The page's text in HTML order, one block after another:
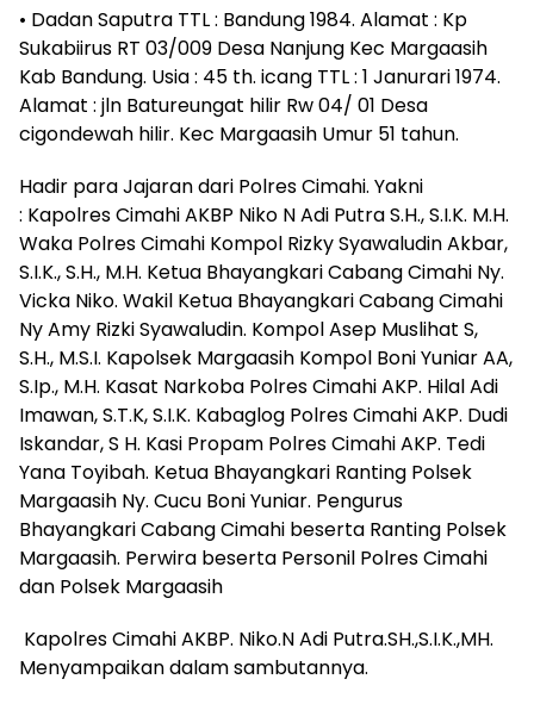
• Dadan Saputra TTL : Bandung 1984. Alamat : Kp
Sukabiirus RT 03/009 Desa Nanjung Kec Margaasih
Kab Bandung. Usia : 45 th. icang TTL : 1 Janurari 1974.
Alamat : jln Batureungat hilir Rw 04/ 01 Desa
cigondewah hilir. Kec Margaasih Umur 51 tahun.
Hadir para Jajaran dari Polres Cimahi. Yakni
: Kapolres Cimahi AKBP Niko N Adi Putra S.H., S.I.K. M.H.
Waka Polres Cimahi Kompol Rizky Syawaludin Akbar,
S.I.K., S.H., M.H. Ketua Bhayangkari Cabang Cimahi Ny.
Vicka Niko. Wakil Ketua Bhayangkari Cabang Cimahi
Ny Amy Rizki Syawaludin. Kompol Asep Muslihat S,
S.H., M.S.I. Kapolsek Margaasih Kompol Boni Yuniar AA,
S.Ip., M.H. Kasat Narkoba Polres Cimahi AKP. Hilal Adi
Imawan, S.T.K, S.I.K. Kabaglog Polres Cimahi AKP. Dudi
Iskandar, S H. Kasi Propam Polres Cimahi AKP. Tedi
Yana Toyibah. Ketua Bhayangkari Ranting Polsek
Margaasih Ny. Cucu Boni Yuniar. Pengurus
Bhayangkari Cabang Cimahi beserta Ranting Polsek
Margaasih. Perwira beserta Personil Polres Cimahi
dan Polsek Margaasih
Kapolres Cimahi AKBP. Niko.N Adi Putra.SH.,S.I.K.,MH.
Menyampaikan dalam sambutannya.